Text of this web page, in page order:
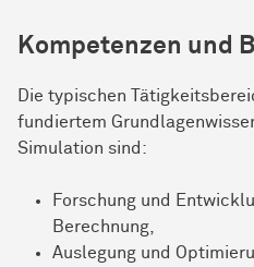
Kompetenzen und
Die typischen
fundiertem
Simulation sind:
Forschung und
Berechnung,
Auslegung und